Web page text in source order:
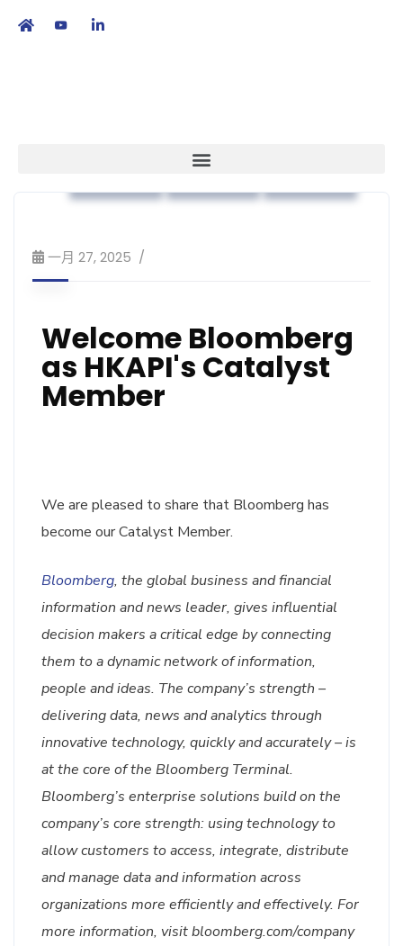
一月 27, 2025
Welcome Bloomberg
as HKAPI's Catalyst
Member
We are pleased to share that Bloomberg has
become our Catalyst Member.
Bloomberg, the global business and financial
information and news leader, gives influential
decision makers a critical edge by connecting
them to a dynamic network of information,
people and ideas. The company’s strength –
delivering data, news and analytics through
innovative technology, quickly and accurately – is
at the core of the Bloomberg Terminal.
Bloomberg’s enterprise solutions build on the
company’s core strength: using technology to
allow customers to access, integrate, distribute
and manage data and information across
organizations more efficiently and effectively. For
more information, visit bloomberg.com/company